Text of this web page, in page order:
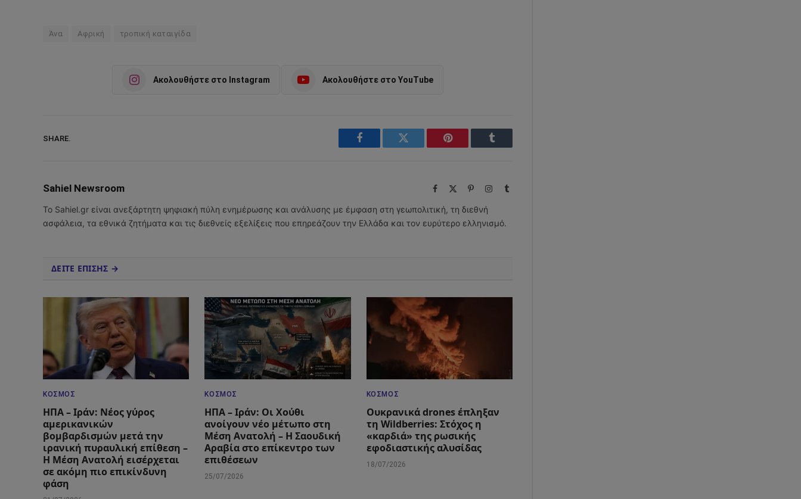
Άνα Αφρική τροπική καταιγίδα
Ακολουθήστε στο Instagram Ακολουθήστε στο YouTube
SHARE.
Facebook Twitter Pinterest Tumblr
Sahiel Newsroom Facebook PinterestInstagram
Tumblr
Το Sahiel.gr είναι ανεξάρτητη ψηφιακή πύλη ενημέρωσης και ανάλυσης με έμφαση στη γεωπολιτική, τη διεθνή
ασφάλεια, τα εθνικά ζητήματα και τις διεθνείς εξελίξεις που επηρεάζουν την Ελλάδα και τον ευρύτερο ελληνισμό.
ΔΕΙΤΕ ΕΠΙΣΗΣ →
ΚΌΣΜΟΣ
ΗΠΑ – Ιράν: Νέος γύρος
αμερικανικών
βομβαρδισμών μετά την
ιρανική πυραυλική επίθεση –
Η Μέση Ανατολή εισέρχεται
σε ακόμη πιο επικίνδυνη
φάση
ΚΌΣΜΟΣ
ΗΠΑ – Ιράν: Οι Χούθι
ανοίγουν νέο μέτωπο στη
Μέση Ανατολή – Η Σαουδική
Αραβία στο επίκεντρο των
επιθέσεων
25/07/2026
ΚΌΣΜΟΣ
Ουκρανικά drones έπληξαν
τη Wildberries: Στόχος η
«καρδιά» της ρωσικής
εφοδιαστικής αλυσίδας
18/07/2026